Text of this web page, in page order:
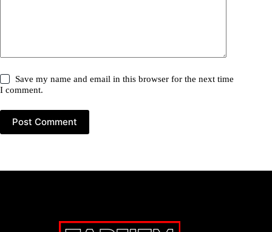
Save my name and email in this browser for the next time
I comment.
Post Comment